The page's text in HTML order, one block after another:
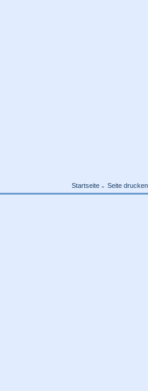
Startseite Seite drucken